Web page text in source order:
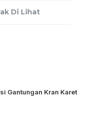
Di Lihat
Gantungan Kran Karet